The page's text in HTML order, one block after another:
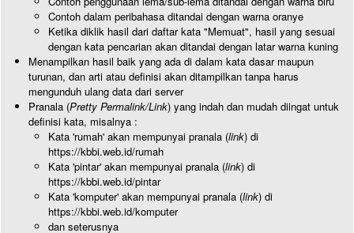
Contoh dalam peribahasa ditandai dengan warna oranye
Ketika diklik hasil dari daftar kata "Memuat", hasil yang sesuai
dengan kata pencarian akan ditandai dengan latar warna kuning
Menampilkan hasil baik yang ada di dalam kata dasar maupun
turunan, dan arti atau definisi akan ditampilkan tanpa harus
mengunduh ulang data dari server
Pranala (Pretty Permalink/Link) yang indah dan mudah diingat untuk
definisi kata, misalnya :
Kata 'rumah' akan mempunyai pranala (link) di
https://kbbi.web.id/rumah
Kata 'pintar' akan mempunyai pranala (link) di
https://kbbi.web.id/pintar
Kata 'komputer' akan mempunyai pranala (link) di
https://kbbi.web.id/komputer
dan seterusnya